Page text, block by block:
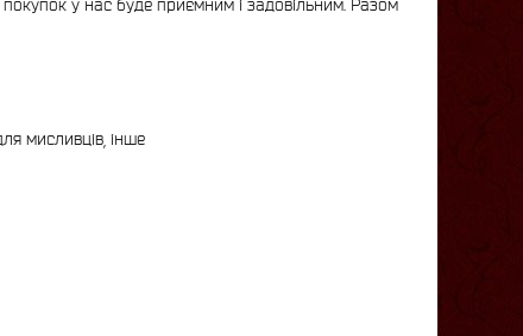
у нас буде приємним і задовільним. Разом
мисливців, інше